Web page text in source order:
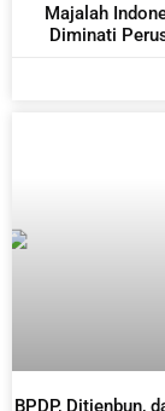
Majalah
Diminati
BPDP, Ditjenbun,